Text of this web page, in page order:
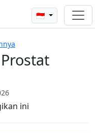
🇮🇩
ini